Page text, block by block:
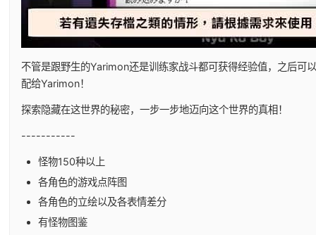
不管是跟野生的Yarimon还是训练家战斗都可获得经验值，之后可
配给Yarimon！
探索隐藏在这世界的秘密，一步一步地迈向这个世界的真相！
-----------
怪物150种以上
各角色的游戏点阵图
各角色的立绘以及各表情差分
有怪物图鉴